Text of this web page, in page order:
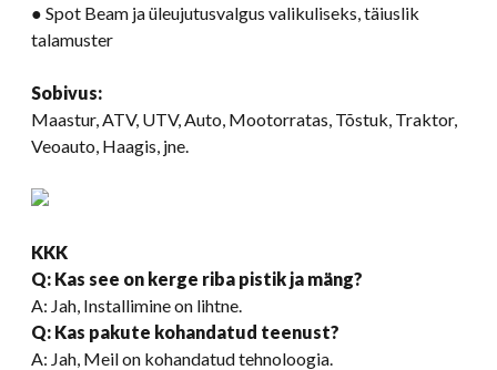
● Spot Beam ja üleujutusvalgus valikuliseks, täiuslik
talamuster
Sobivus:
Maastur, ATV, UTV, Auto, Mootorratas, Tõstuk, Traktor,
Veoauto, Haagis, jne.
KKK
Q: Kas see on kerge riba pistik ja mäng?
A: Jah, Installimine on lihtne.
Q: Kas pakute kohandatud teenust?
A: Jah, Meil on kohandatud tehnoloogia.